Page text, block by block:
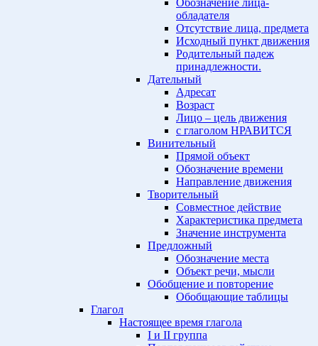
обладателя
Отсутствие лица, предмета
Исходный пункт движения
Родительный падеж
принадлежности.
Дательный
Адресат
Возраст
Лицо – цель движения
с глаголом НРАВИТСЯ
Винительный
Прямой объект
Обозначение времени
Направление движения
Творительный
Совместное действие
Характеристика предмета
Значение инструмента
Предложный
Обозначение места
Объект речи, мысли
Обобщение и повторение
Обобщающие таблицы
Глагол
Настоящее время глагола
I и II группа